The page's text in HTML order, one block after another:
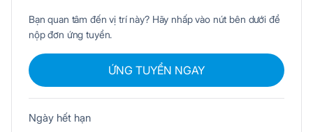
Bạn quan tâm đến vị trí này? Hãy nhấp vào nút bên dưới để
nộp đơn ứng tuyển.
ỨNG TUYỂN NGAY
Ngày hết hạn